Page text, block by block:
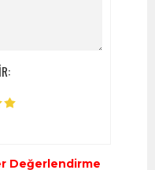
Değerlendirme